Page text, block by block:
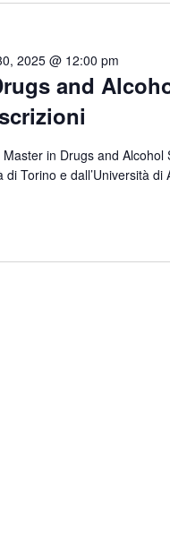
and
2025 @ 12:00 pm
in Drugs and Alcohol
Torino e dall’Università